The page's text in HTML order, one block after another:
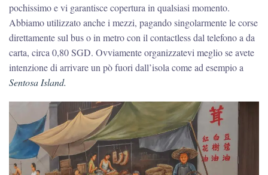
pochissimo e vi garantisce copertura in qualsiasi momento.
Abbiamo utilizzato anche i mezzi, pagando singolarmente le corse
direttamente sul bus o in metro con il contactless dal telefono a da
carta, circa 0,80 SGD. Ovviamente organizzatevi meglio se avete
intenzione di arrivare un pò fuori dall’isola come ad esempio a
Sentosa Island.